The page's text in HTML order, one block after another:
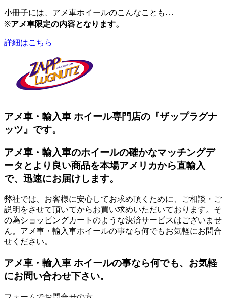
小冊子には、アメ車ホイールのこんなことも…
※アメ車限定の内容となります。
詳細はこちら
アメ車・輸入車 ホイール専門店の『ザップラグナ
ッツ』です。
アメ車・輸入車のホイールの確かなマッチングデ
ータとより良い商品を本場アメリカから直輸入
で、迅速にお届けします。
弊社では、お客様に安心してお求め頂くために、ご相談・ご
説明をさせて頂いてからお買い求めいただいております。そ
の為ショッピングカートのような決済サービスはございませ
ん。アメ車・輸入車ホイールの事なら何でもお気軽にお問合
せください。
アメ車・輸入車 ホイールの事なら何でも、お気軽
にお問い合わせ下さい。